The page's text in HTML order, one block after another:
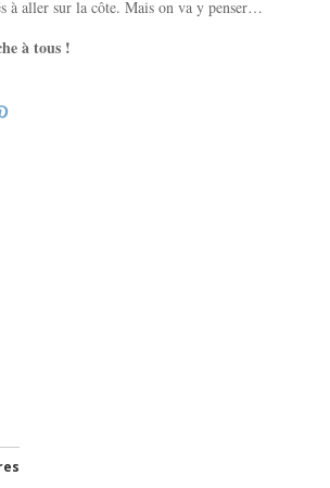
à aller sur la côte. Mais on va y penser…
à tous !